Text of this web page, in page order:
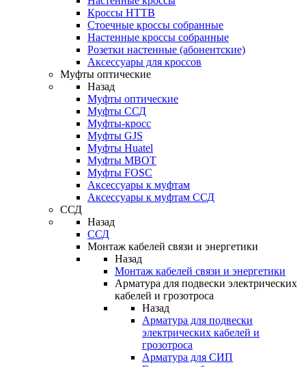
Кроссы HTTB
Стоечные кроссы собранные
Настенные кроссы собранные
Розетки настенные (абонентские)
Аксессуары для кроссов
Муфты оптические
Назад
Муфты оптические
Муфты ССД
Муфты-кросс
Муфты GJS
Муфты Huatel
Муфты МВОТ
Муфты FOSC
Аксессуары к муфтам
Аксессуары к муфтам ССД
ССД
Назад
ССД
Монтаж кабелей связи и энергетики
Назад
Монтаж кабелей связи и энергетики
Арматура для подвески электрических
кабелей и грозотроса
Назад
Арматура для подвески
электрических кабелей и
грозотроса
Арматура для СИП